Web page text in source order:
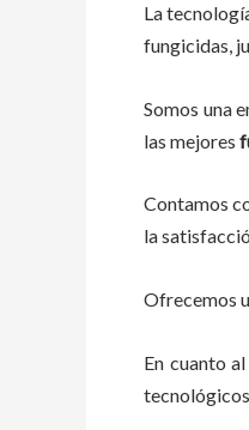
La
fungicidas,
Somos una
las mejores
Contamos
la
Ofrecemos
En cuanto al
tecnológicos.